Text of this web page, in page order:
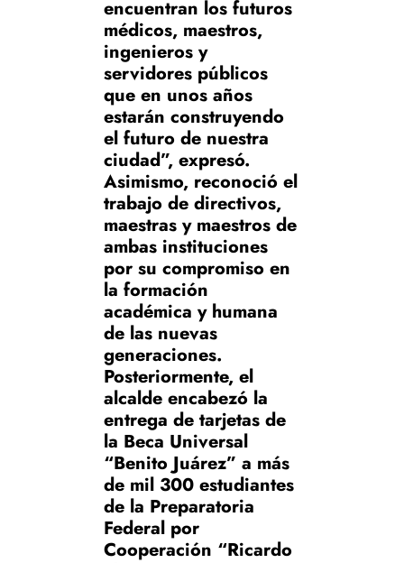
encuentran los futuros
médicos, maestros,
ingenieros y
servidores públicos
que en unos años
estarán construyendo
el futuro de nuestra
ciudad”, expresó.
Asimismo, reconoció el
trabajo de directivos,
maestras y maestros de
ambas instituciones
por su compromiso en
la formación
académica y humana
de las nuevas
generaciones.
Posteriormente, el
alcalde encabezó la
entrega de tarjetas de
la Beca Universal
“Benito Juárez” a más
de mil 300 estudiantes
de la Preparatoria
Federal por
Cooperación “Ricardo